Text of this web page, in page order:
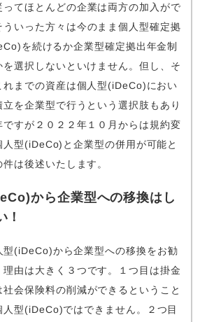
ってほとんどの企業は両方の加入がで
ういった方々は今のまま個人型確定拠
を続けるか企業型確定拠出年金制
を選択しないといけません。但し、そ
れまでの資産は個人型(iDeCo)におい
立を企業型で行うという選択肢もあり
ですが２０２２年１０月からは規約変
人型(iDeCo)と企業型の併用が可能と
は後述いたします。
から企業型への移換はし
！
型(iDeCo)から企業型への移換をお勧
理由は大きく３つです。１つ目は掛金
会保険料の削減ができるということ
人型(iDeCo)ではできません。２つ目